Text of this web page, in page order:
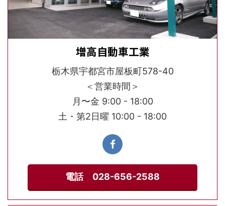
増高自動車工業
栃木県宇都宮市屋板町578-40
＜営業時間＞
月〜金 9:00 - 18:00
土・第2日曜 10:00 - 18:00
電話 028-656-2588